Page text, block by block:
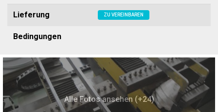
Lieferung ZU VEREINBAREN
Bedingungen
Alle Fotos ansehen (+24)